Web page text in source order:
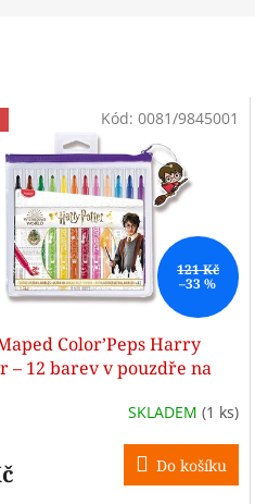
121 Kč
–33 %
Color’Peps Harry
– 12 barev v pouzdře na
SKLADEM (1 ks)
Do košíku
Kód: 0081/9845001